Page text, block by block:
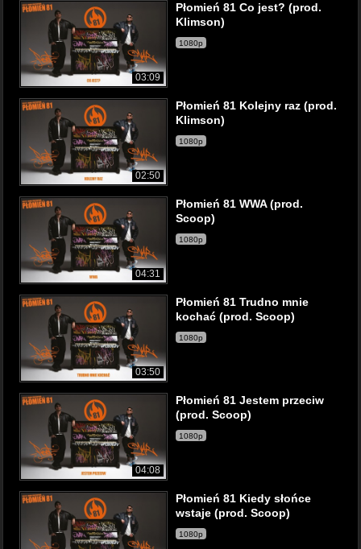
03:09
Płomień 81 Co jest? (prod.
Klimson)
1080p
02:50
Płomień 81 Kolejny raz (prod.
Klimson)
1080p
04:31
Płomień 81 WWA (prod.
Scoop)
1080p
03:50
Płomień 81 Trudno mnie
kochać (prod. Scoop)
1080p
04:08
Płomień 81 Jestem przeciw
(prod. Scoop)
1080p
Płomień 81 Kiedy słońce
wstaje (prod. Scoop)
1080p